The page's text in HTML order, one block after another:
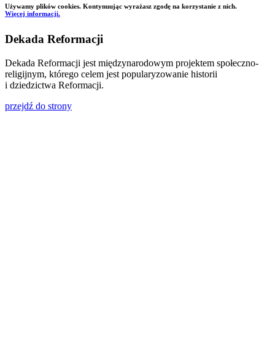
Używamy plików cookies. Kontynuując wyrażasz zgodę na korzystanie z nich.
Więcej informacji.
Dekada Reformacji
Dekada Reformacji jest międzynarodowym projektem społeczno-
religijnym, którego celem jest popularyzowanie historii
i dziedzictwa Reformacji.
przejdź do strony